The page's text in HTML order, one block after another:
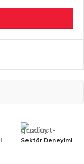
Sektör Deneyimi